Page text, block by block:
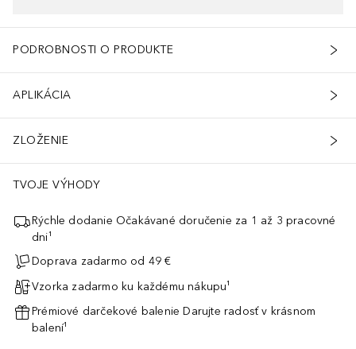
PODROBNOSTI O PRODUKTE
APLIKÁCIA
ZLOŽENIE
TVOJE VÝHODY
Rýchle dodanie Očakávané doručenie za 1 až 3 pracovné
dni¹
Doprava zadarmo od 49 €
Vzorka zadarmo ku každému nákupu¹
Prémiové darčekové balenie Darujte radosť v krásnom
balení¹